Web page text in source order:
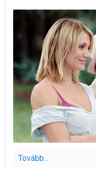
Tovább...